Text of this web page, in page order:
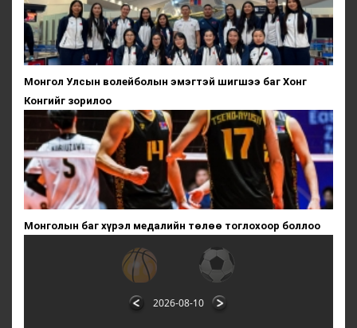
Монгол Улсын волейболын эмэгтэй шигшээ баг Хонг
Конгийг зорилоо
Монголын баг хүрэл медалийн төлөө тоглохоор боллоо
2026-08-10